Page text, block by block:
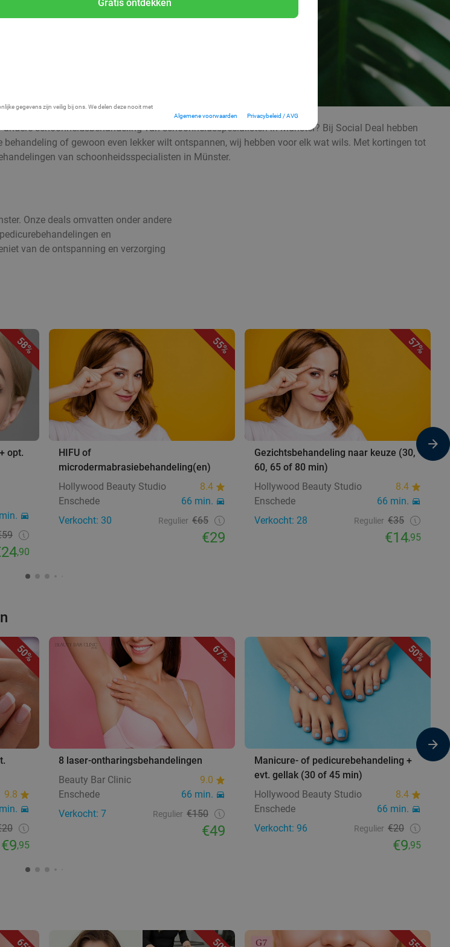
Gratis ontdekken
gegevens zijn veilig bij ons. We delen deze nooit met
Algemene voorwaarden Privacybeleid / AVG
schoonheidsbehandeling van schoonheidsspecialisten in Münster? Bij Social Deal hebben
of gewoon even lekker wilt ontspannen, wij hebben voor elk wat wils. Met kortingen tot
van schoonheidsspecialisten in Münster.
Onze deals omvatten onder andere
en
van de ontspanning en verzorging
58%
opt.
,90
55%
HIFU of
microdermabrasiebehandeling(en)
Hollywood Beauty Studio
8.4
Enschede
66 min.
Verkocht: 30
Regulier €65
€29
57%
Gezichtsbehandeling naar keuze (30,
60, 65 of 80 min)
Hollywood Beauty Studio
8.4
Enschede
66 min.
Verkocht: 28
Regulier €35
€14,95
50%
9.8
€9,95
67%
8 laser-ontharingsbehandelingen
Beauty Bar Clinic
9.0
Enschede
66 min.
Verkocht: 7
Regulier €150
€49
50%
Manicure- of pedicurebehandeling +
evt. gellak (30 of 45 min)
Hollywood Beauty Studio
8.4
Enschede
66 min.
Verkocht: 96
Regulier €20
€9,95